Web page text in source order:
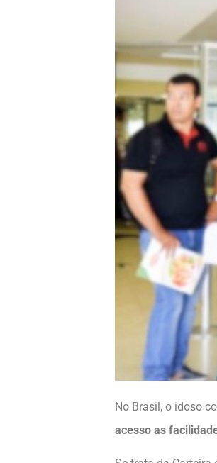
No Brasil, o idoso
acesso as